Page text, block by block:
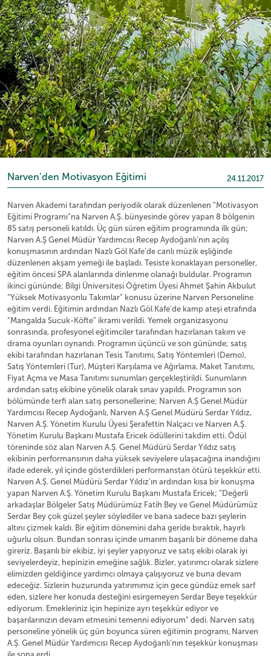
Narven’den Motivasyon Eğitimi 24.11.2017
Narven Akademi tarafından periyodik olarak düzenlenen “Motivasyon
Eğitimi Programı”na Narven A.Ş. bünyesinde görev yapan 8 bölgenin
85 satış personeli katıldı. Üç gün süren eğitim programında ilk gün;
Narven A.Ş Genel Müdür Yardımcısı Recep Aydoğanlı’nın açılış
konuşmasının ardından Nazlı Göl Kafe’de canlı müzik eşliğinde
düzenlenen akşam yemeği ile başladı. Tesiste konaklayan personeller,
eğitim öncesi SPA alanlarında dinlenme olanağı buldular. Programın
ikinci gününde; Bilgi Üniversitesi Öğretim Üyesi Ahmet Şahin Akbulut
“Yüksek Motivasyonlu Takımlar” konusu üzerine Narven Personeline
eğitim verdi. Eğitimin ardından Nazlı Göl Kafe’de kamp ateşi etrafında
“Mangalda Sucuk-Köfte” ikramı verildi. Yemek organizasyonu
sonrasında, profesyonel eğitimciler tarafından hazırlanan takım ve
drama oyunları oynandı. Programın üçüncü ve son gününde; satış
ekibi tarafından hazırlanan Tesis Tanıtımı, Satış Yöntemleri (Demo),
Satış Yöntemleri (Tur), Müşteri Karşılama ve Ağırlama, Maket Tanıtımı,
Fiyat Açma ve Masa Tanıtımı sunumları gerçekleştirildi. Sunumların
ardından satış ekibine yönelik olarak sınav yapıldı. Programın son
bölümünde terfi alan satış personellerine; Narven A.Ş Genel Müdür
Yardımcısı Recep Aydoğanlı, Narven A.Ş Genel Müdürü Serdar Yıldız,
Narven A.Ş. Yönetim Kurulu Üyesi Şerafettin Nalçacı ve Narven A.Ş.
Yönetim Kurulu Başkanı Mustafa Ericek ödüllerini takdim etti. Ödül
töreninde söz alan Narven A.Ş. Genel Müdürü Serdar Yıldız satış
ekibinin performansının daha yüksek seviyelere ulaşacağına inandığını
ifade ederek, yıl içinde gösterdikleri performanstan ötürü teşekkür etti.
Narven A.Ş. Genel Müdürü Serdar Yıldız’ın ardından kısa bir konuşma
yapan Narven A.Ş. Yönetim Kurulu Başkanı Mustafa Ericek; “Değerli
arkadaşlar Bölgeler Satış Müdürümüz Fatih Bey ve Genel Müdürümüz
Serdar Bey çok güzel şeyler söylediler ve bana sadece bazı şeylerin
altını çizmek kaldı. Bir eğitim dönemini daha geride bıraktık, hayırlı
uğurlu olsun. Bundan sonrası içinde umarım başarılı bir döneme daha
gireriz. Başarılı bir ekibiz, iyi şeyler yapıyoruz ve satış ekibi olarak iyi
seviyelerdeyiz, hepinizin emeğine sağlık. Bizler, yatırımcı olarak sizlere
elimizden geldiğince yardımcı olmaya çalışıyoruz ve buna devam
edeceğiz. Sizlerin huzurunda yatırımımız için gece gündüz emek sarf
eden, sizlere her konuda desteğini esirgemeyen Serdar Beye teşekkür
ediyorum. Emekleriniz için hepinize ayrı teşekkür ediyor ve
başarılarınızın devam etmesini temenni ediyorum” dedi. Narven satış
personeline yönelik üç gün boyunca süren eğitimin programı, Narven
A.Ş. Genel Müdür Yardımcısı Recep Aydoğanlı’nın teşekkür konuşması